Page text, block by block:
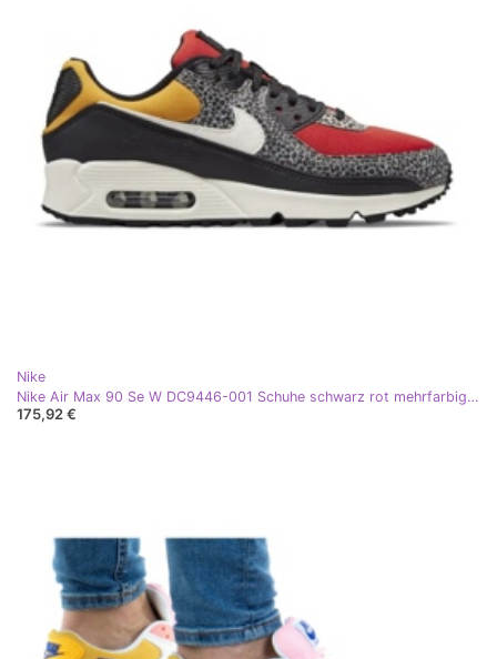
Nike
Nike Air Max 90 Se W DC9446-001 Schuhe schwarz rot mehrfarbig gelb
175,92 €